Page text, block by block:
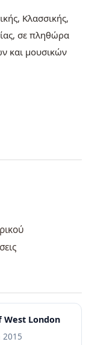
Κλασσικής,
σε πληθώρα
και μουσικών
West London
2015